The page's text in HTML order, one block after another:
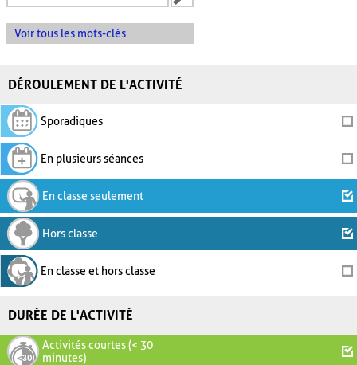
Voir tous les mots-clés
DÉROULEMENT DE L'ACTIVITÉ
Sporadiques
En plusieurs séances
En classe seulement
Hors classe
En classe et hors classe
DURÉE DE L'ACTIVITÉ
Activités courtes (< 30
minutes)